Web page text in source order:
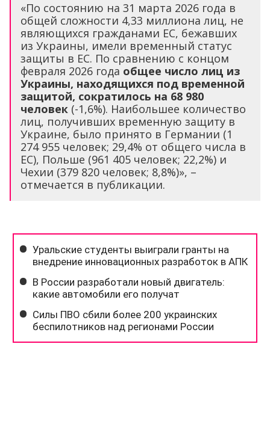
«По состоянию на 31 марта 2026 года в
общей сложности 4,33 миллиона лиц, не
являющихся гражданами ЕС, бежавших
из Украины, имели временный статус
защиты в ЕС. По сравнению с концом
февраля 2026 года общее число лиц из
Украины, находящихся под временной
защитой, сократилось на 68 980
человек (-1,6%). Наибольшее количество
лиц, получивших временную защиту в
Украине, было принято в Германии (1
274 955 человек; 29,4% от общего числа в
ЕС), Польше (961 405 человек; 22,2%) и
Чехии (379 820 человек; 8,8%)», –
отмечается в публикации.